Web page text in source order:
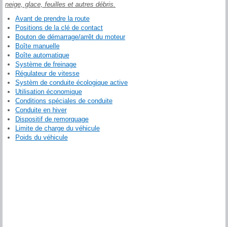
neige, glace, feuilles et autres débris.
Avant de prendre la route
Positions de la clé de contact
Bouton de démarrage/arrêt du moteur
Boîte manuelle
Boîte automatique
Système de freinage
Régulateur de vitesse
Systèm de conduite écologique active
Utilisation économique
Conditions spéciales de conduite
Conduite en hiver
Dispositif de remorquage
Limite de charge du véhicule
Poids du véhicule